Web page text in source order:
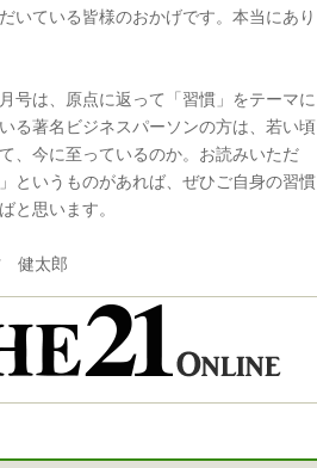
ている皆様のおかげです。本当にあり
号は、原点に返って「習慣」をテーマに
る著名ビジネスパーソンの方は、若い頃
、今に至っているのか。お読みいただ
というものがあれば、ぜひご自身の習慣
と思います。
健太郎